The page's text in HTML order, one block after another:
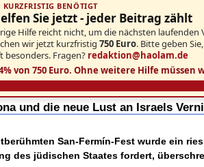
KURZFRISTIG BENÖTIGT
Sie jetzt - jeder Beitrag zählt
Hilfe reicht nicht, um die nächsten
wir jetzt kurzfristig 750 Euro. Bitte geben
besonders. Fragen? redaktion@haolam.de
von 750 Euro. Ohne weitere Hilfe müssen
und die neue Lust an Israels
San-Fermín-Fest wurde ein
des jüdischen Staates fordert,